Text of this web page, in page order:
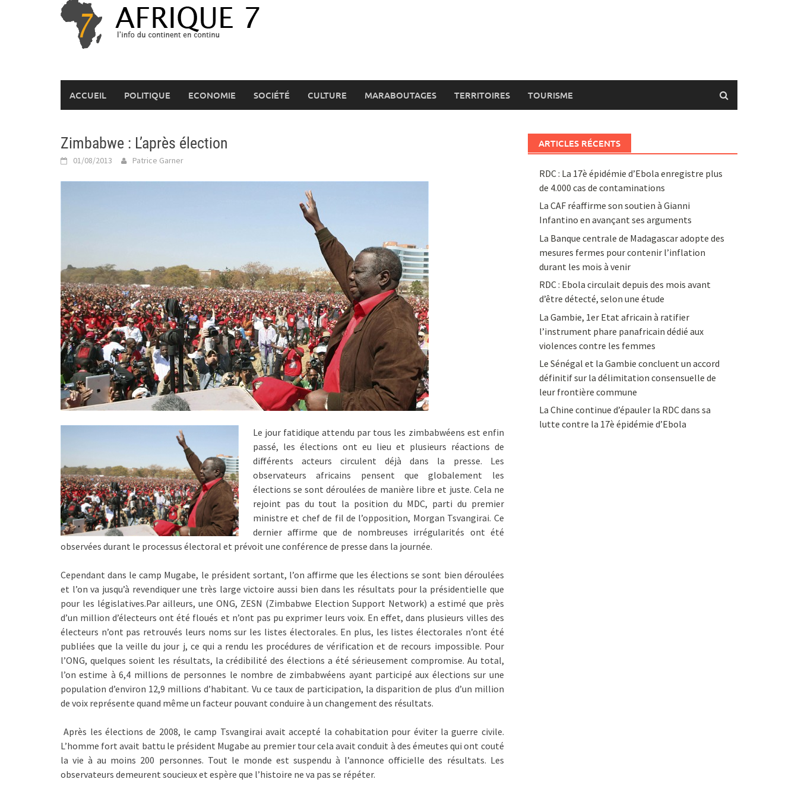
ACCUEIL POLITIQUE ECONOMIE SOCIÉTÉ CULTURE MARABOUTAGES TERRITOIRES TOURISME
Zimbabwe : L’après élection
01/08/2013 Patrice Garner
Le jour fatidique attendu par tous les zimbabwéens est enfin
passé, les élections ont eu lieu et plusieurs réactions de
différents acteurs circulent déjà dans la presse. Les
observateurs africains pensent que globalement les
élections se sont déroulées de manière libre et juste. Cela ne
rejoint pas du tout la position du MDC, parti du premier
ministre et chef de fil de l’opposition, Morgan Tsvangirai. Ce
dernier affirme que de nombreuses irrégularités ont été
observées durant le processus électoral et prévoit une conférence de presse dans la journée.
Cependant dans le camp Mugabe, le président sortant, l’on affirme que les élections se sont bien déroulées
et l’on va jusqu’à revendiquer une très large victoire aussi bien dans les résultats pour la présidentielle que
pour les législatives.Par ailleurs, une ONG, ZESN (Zimbabwe Election Support Network) a estimé que près
d’un million d’électeurs ont été floués et n’ont pas pu exprimer leurs voix. En effet, dans plusieurs villes des
électeurs n’ont pas retrouvés leurs noms sur les listes électorales. En plus, les listes électorales n’ont été
publiées que la veille du jour j, ce qui a rendu les procédures de vérification et de recours impossible. Pour
l’ONG, quelques soient les résultats, la crédibilité des élections a été sérieusement compromise. Au total,
l’on estime à 6,4 millions de personnes le nombre de zimbabwéens ayant participé aux élections sur une
population d’environ 12,9 millions d’habitant. Vu ce taux de participation, la disparition de plus d’un million
de voix représente quand même un facteur pouvant conduire à un changement des résultats.
Après les élections de 2008, le camp Tsvangirai avait accepté la cohabitation pour éviter la guerre civile.
L’homme fort avait battu le président Mugabe au premier tour cela avait conduit à des émeutes qui ont couté
la vie à au moins 200 personnes. Tout le monde est suspendu à l’annonce officielle des résultats. Les
observateurs demeurent soucieux et espère que l’histoire ne va pas se répéter.
ARTICLES RÉCENTS
RDC : La 17è épidémie d’Ebola enregistre plus
de 4.000 cas de contaminations
La CAF réaffirme son soutien à Gianni
Infantino en avançant ses arguments
La Banque centrale de Madagascar adopte des
mesures fermes pour contenir l’inflation
durant les mois à venir
RDC : Ebola circulait depuis des mois avant
d’être détecté, selon une étude
La Gambie, 1er Etat africain à ratifier
l’instrument phare panafricain dédié aux
violences contre les femmes
Le Sénégal et la Gambie concluent un accord
définitif sur la délimitation consensuelle de
leur frontière commune
La Chine continue d’épauler la RDC dans sa
lutte contre la 17è épidémie d’Ebola